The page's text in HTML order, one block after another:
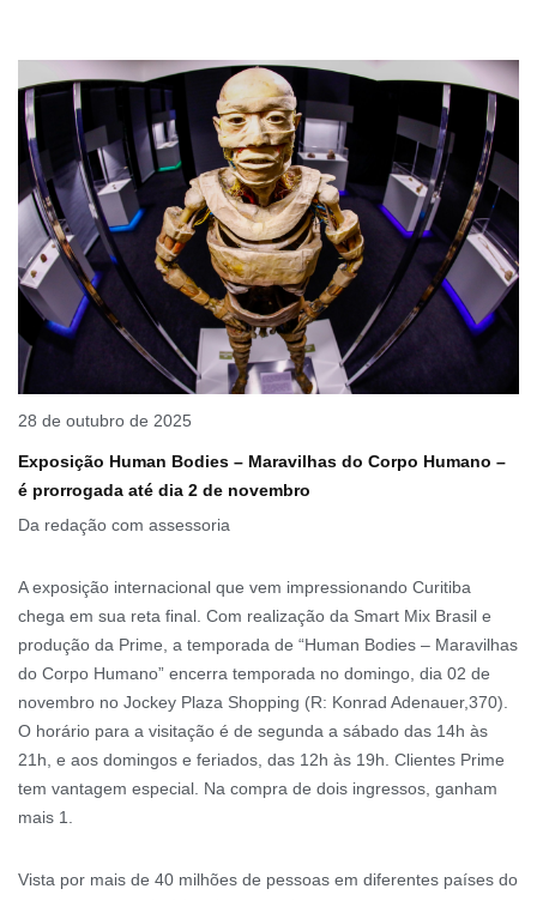
28 de outubro de 2025
Exposição Human Bodies – Maravilhas do Corpo Humano –
é prorrogada até dia 2 de novembro
Da redação com assessoria
A exposição internacional que vem impressionando Curitiba
chega em sua reta final. Com realização da Smart Mix Brasil e
produção da Prime, a temporada de “Human Bodies – Maravilhas
do Corpo Humano” encerra temporada no domingo, dia 02 de
novembro no Jockey Plaza Shopping (R: Konrad Adenauer,370).
O horário para a visitação é de segunda a sábado das 14h às
21h, e aos domingos e feriados, das 12h às 19h. Clientes Prime
tem vantagem especial. Na compra de dois ingressos, ganham
mais 1.
Vista por mais de 40 milhões de pessoas em diferentes países do